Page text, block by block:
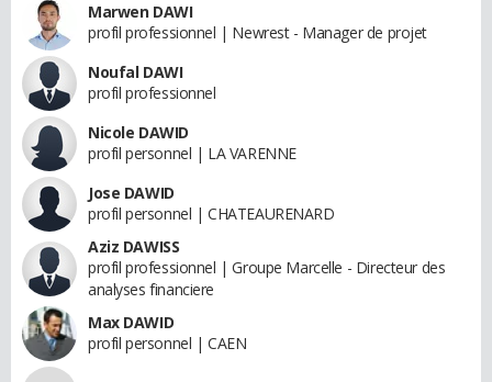
Marwen DAWI
profil professionnel | Newrest - Manager de projet
Noufal DAWI
profil professionnel
Nicole DAWID
profil personnel | LA VARENNE
Jose DAWID
profil personnel | CHATEAURENARD
Aziz DAWISS
profil professionnel | Groupe Marcelle - Directeur des
analyses financiere
Max DAWID
profil personnel | CAEN